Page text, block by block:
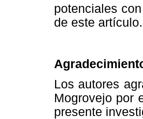
potenciales
de este artículo.
Los autores
Mogrovejo por
presente